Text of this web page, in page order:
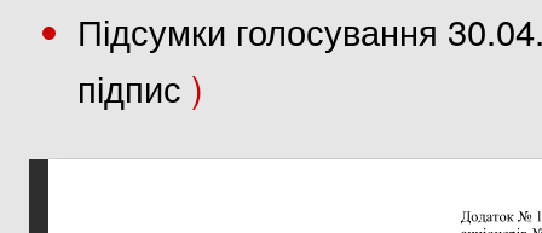
Підсумки голосування
підпис )